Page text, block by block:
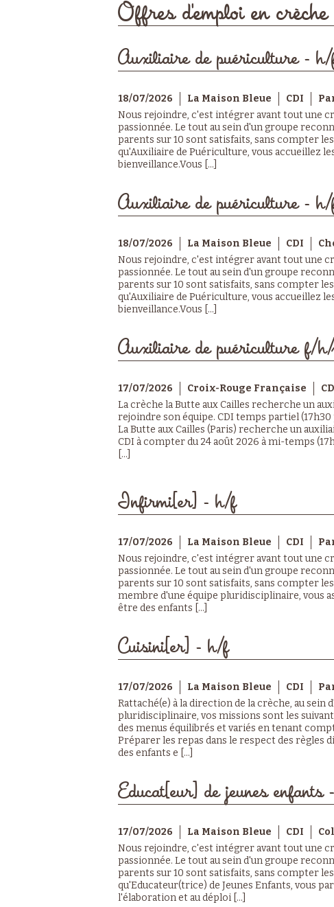
Offres d'emploi en
Auxiliaire de puériculture -
18/07/2026 La Maison Bleue CDI
Nous rejoindre, c'est intégrer avant tout une
passionnée. Le tout au sein d'un groupe
parents sur 10 sont satisfaits, sans compter
qu'Auxiliaire de Puériculture, vous accueillez
bienveillance.Vous [...]
Auxiliaire de puériculture -
18/07/2026 La Maison Bleue CDI
Nous rejoindre, c'est intégrer avant tout une
passionnée. Le tout au sein d'un groupe
parents sur 10 sont satisfaits, sans compter
qu'Auxiliaire de Puériculture, vous accueillez
bienveillance.Vous [...]
Auxiliaire de puériculture f/
17/07/2026 Croix-Rouge Française
La crèche la Butte aux Cailles recherche un
rejoindre son équipe. CDI temps partiel
La Butte aux Cailles (Paris) recherche un
CDI à compter du 24 août 2026 à mi-temps
[...]
Infirmi[er] - h/f
17/07/2026 La Maison Bleue CDI
Nous rejoindre, c'est intégrer avant tout une
passionnée. Le tout au sein d'un groupe
parents sur 10 sont satisfaits, sans compter
membre d'une équipe pluridisciplinaire, vous
être des enfants [...]
Cuisini[er] - h/f
17/07/2026 La Maison Bleue CDI
Rattaché(e) à la direction de la crèche, au sein
pluridisciplinaire, vos missions sont les
des menus équilibrés et variés en tenant
Préparer les repas dans le respect des règles
des enfants e [...]
Educat[eur] de jeunes enfants
17/07/2026 La Maison Bleue CDI
Nous rejoindre, c'est intégrer avant tout une
passionnée. Le tout au sein d'un groupe
parents sur 10 sont satisfaits, sans compter
qu'Educateur(trice) de Jeunes Enfants, vous
l'élaboration et au déploi [...]